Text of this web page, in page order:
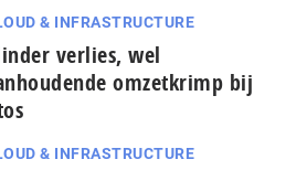
& INFRASTRUCTURE
verlies, wel
omzetkrimp bij
& INFRASTRUCTURE